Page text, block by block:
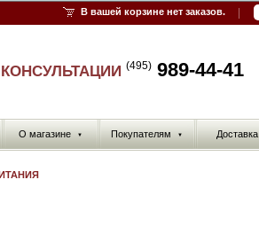
В вашей корзине нет заказов.
КОНСУЛЬТАЦИИ (495) 989-44-41
О магазине ▼ Покупателям ▼ Доставка